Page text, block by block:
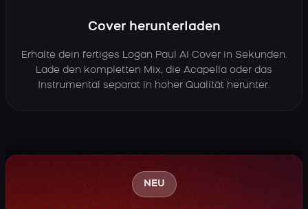
Cover herunterladen
Erhalte dein fertiges Logan Paul AI Cover in Sekunden.
Lade den kompletten Mix, die Acapella oder das
Instrumental separat in hoher Qualität herunter.
NEU